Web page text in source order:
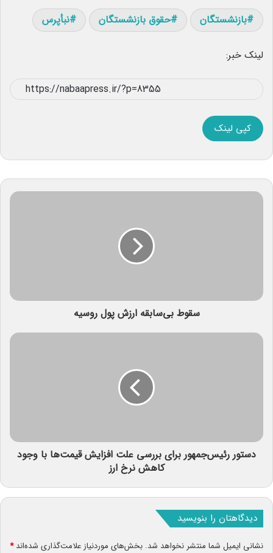
بازنشستگان حقوق بازنشستگان نبأپرس
لینک خبر:
کپی لینک
سقوط بی‌سابقه ارزش پول روسیه
دستور رئیس‌جمهور برای بررسی علت افزایش قیمت‌ها با وجود
کاهش نرخ ارز
دیدگاهتان را بنویسید
نشانی ایمیل شما منتشر نخواهد شد. بخش‌های موردنیاز علامت‌گذاری شده‌اند*